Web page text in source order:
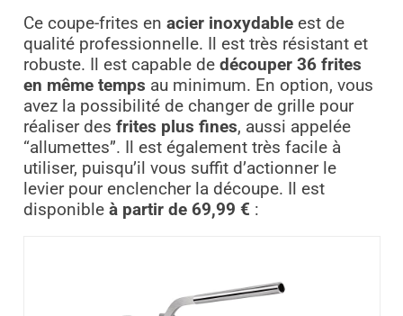
Ce coupe-frites en acier inoxydableest de
qualité professionnelle. Il est très résistant et
robuste. Il est capable de découper 36 frites
en même temps au minimum. En option, vous
avez la possibilité de changer de grille pour
réaliser des frites plus fines, aussi appelée
“allumettes”. Il est également très facile à
utiliser, puisqu’il vous suffit d’actionner le
levier pour enclencher la découpe. Il est
disponible à partir de 69,99 € :